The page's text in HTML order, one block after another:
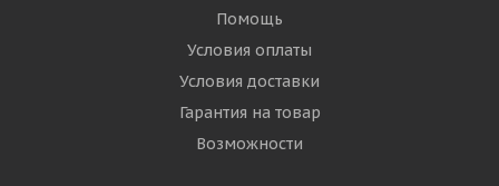
Помощь
Условия оплаты
Условия доставки
Гарантия на товар
Возможности